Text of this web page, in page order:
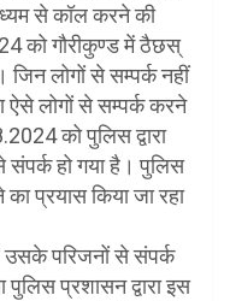
से कॉल करने की
को गौरीकुण्ड में ठैछस्
लोगों से सम्पर्क नहीं
ऐसे लोगों से सम्पर्क करने
को पुलिस द्वारा
संपर्क हो गया है। पुलिस
का प्रयास किया जा रहा
उसके परिजनों से संपर्क
पुलिस प्रशासन द्वारा इस